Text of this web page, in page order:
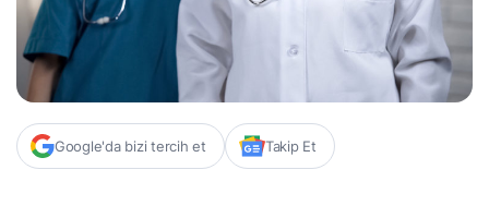
Google'da bizi tercih et Takip Et